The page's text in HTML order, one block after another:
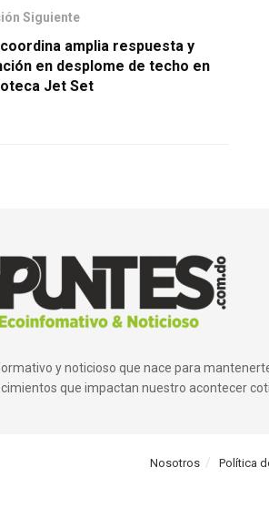
Siguiente
amplia respuesta y
en desplome de techo en
Jet Set
y noticioso que nace para
que impactan nuestro acontecer
Nosotros Política